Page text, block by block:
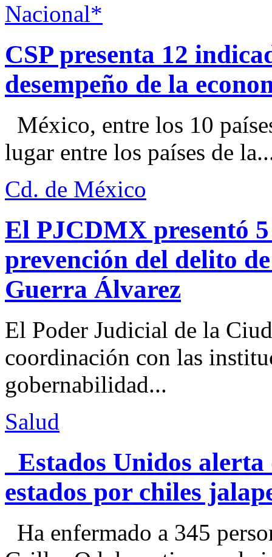
Nacional*
CSP presenta 12
desempeño de la
México, entre los 10
lugar entre los países de
Cd. de México
El PJCDMX presentó
prevención del delito
Guerra Álvarez
El Poder Judicial de la
coordinación con las
gobernabilidad...
Salud
Estados Unidos alerta
estados por chiles
Ha enfermado a 345